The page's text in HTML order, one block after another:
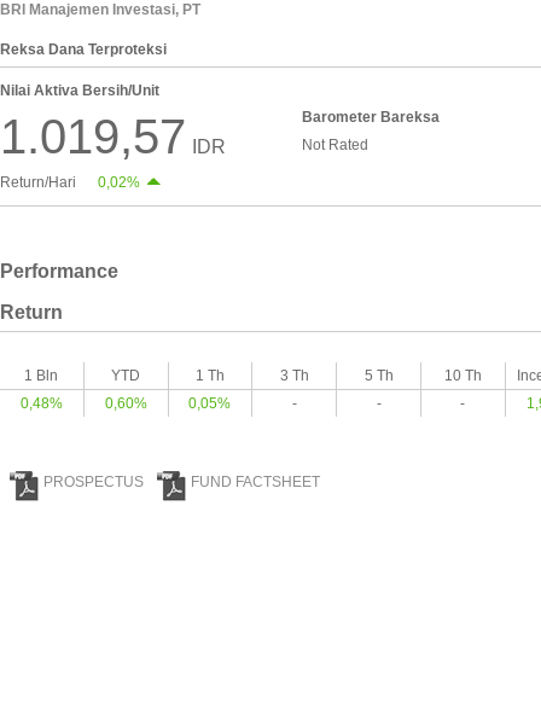
BRI Manajemen Investasi, PT
Reksa Dana Terproteksi
Nilai Aktiva Bersih/Unit
1.019,57 IDR
Barometer Bareksa
Not Rated
Return/Hari 0,02%
Performance
Return
1 Bln YTD 1 Th 3 Th 5 Th 10 Th
0,48%
0,60% 0,05% - - -
PROSPECTUS FUND FACTSHEET